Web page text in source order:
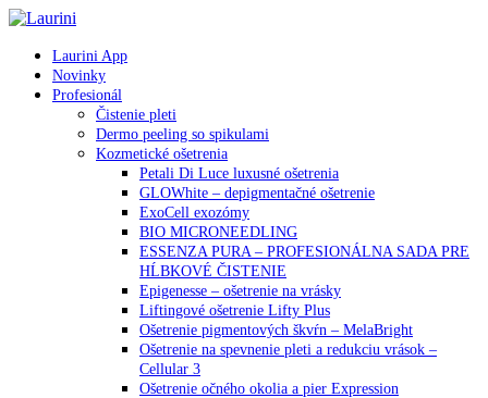
Laurini App
Novinky
Profesionál
Čistenie pleti
Dermo peeling so spikulami
Kozmetické ošetrenia
Petali Di Luce luxusné ošetrenia
GLOWhite – depigmentačné ošetrenie
ExoCell exozómy
BIO MICRONEEDLING
ESSENZA PURA – PROFESIONÁLNA SADA PRE
HĹBKOVÉ ČISTENIE
Epigenesse – ošetrenie na vrásky
Liftingové ošetrenie Lifty Plus
Ošetrenie pigmentových škvŕn – MelaBright
Ošetrenie na spevnenie pleti a redukciu vrások –
Cellular 3
Ošetrenie očného okolia a pier Expression